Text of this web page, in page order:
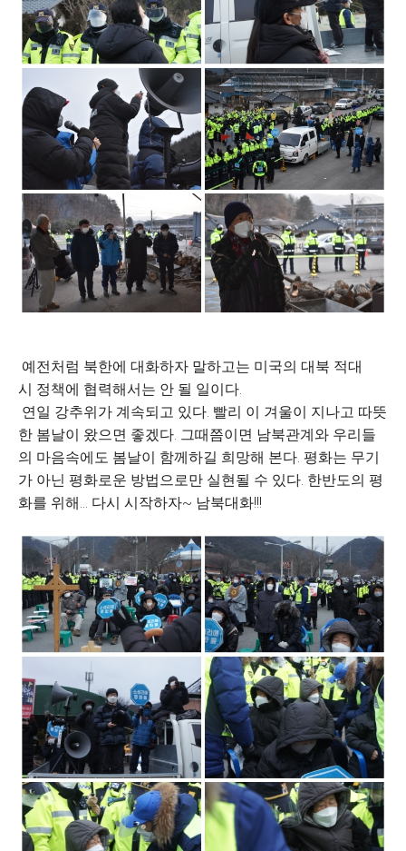
예전처럼 북한에 대화하자 말하고는 미국의 대북 적대
시 정책에 협력해서는 안 될 일이다.
연일 강추위가 계속되고 있다. 빨리 이 겨울이 지나고 따뜻
한 봄날이 왔으면 좋겠다. 그때쯤이면 남북관계와 우리들
의 마음속에도 봄날이 함께하길 희망해 본다. 평화는 무기
가 아닌 평화로운 방법으로만 실현될 수 있다. 한반도의 평
화를 위해... 다시 시작하자~ 남북대화!!!